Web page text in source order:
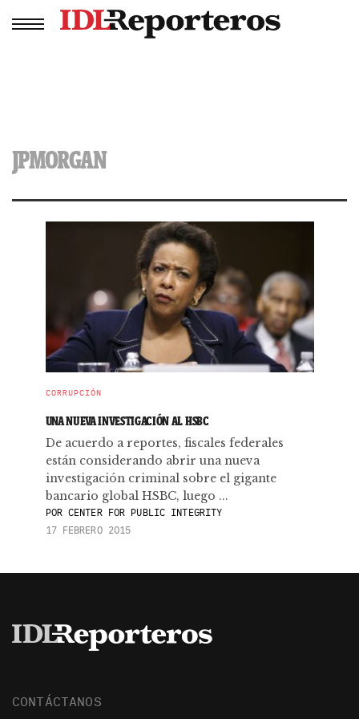
JPMORGAN
CORRUPCIÓN
UNA NUEVA INVESTIGACIÓN AL HSBC
De acuerdo a reportes, fiscales federales
están considerando abrir una nueva
investigación criminal sobre el gigante
bancario global HSBC, luego ...
PORCENTER FOR PUBLIC INTEGRITY
17 FEBRERO 2015
CONTÁCTANOS